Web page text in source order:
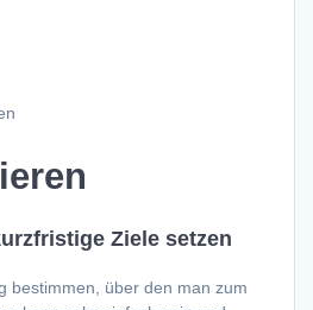
Ziele setzen
bestimmen, über den man zum